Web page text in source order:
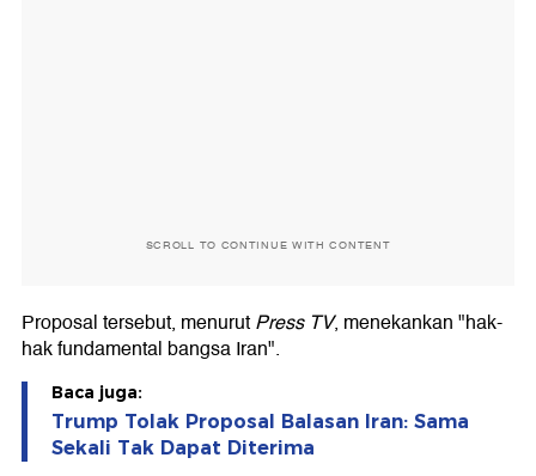
SCROLL TO CONTINUE WITH CONTENT
Proposal tersebut, menurutPress TV, menekankan "hak-
hak fundamental bangsa Iran".
Baca juga:
Trump Tolak Proposal Balasan Iran: Sama
Sekali Tak Dapat Diterima